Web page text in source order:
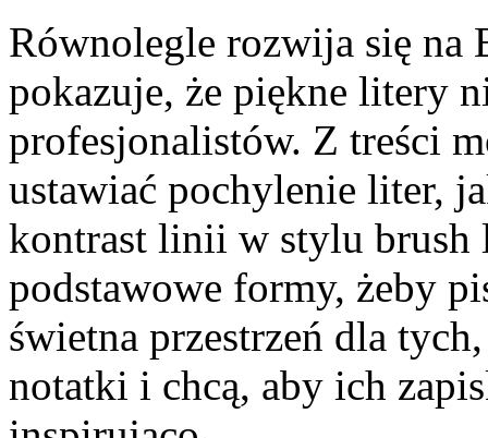
Równolegle rozwija się
pokazuje, że piękne litery
profesjonalistów. Z treści
ustawiać pochylenie liter,
kontrast linii w stylu brush
podstawowe formy, żeby
świetna przestrzeń dla
notatki i chcą, aby ich